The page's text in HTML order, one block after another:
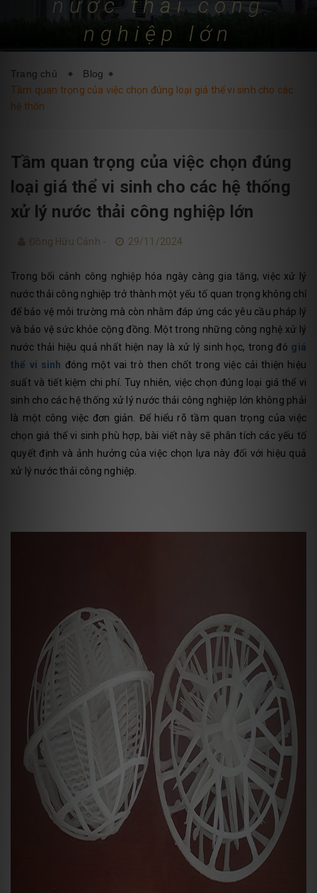
BLOG LIÊN HỆ
nước thải công
nghiệp lớn
Trang chủ
Blog
Tầm quan trọng của việc chọn đúng loại giá thể vi sinh cho các
hệ thốn
Tầm quan trọng của việc chọn đúng
loại giá thể vi sinh cho các hệ thống
xử lý nước thải công nghiệp lớn
Đồng Hữu Cảnh - 29/11/2024
Trong bối cảnh công nghiệp hóa ngày càng gia tăng, việc xử lý
nước thải công nghiệp trở thành một yếu tố quan trọng không chỉ
để bảo vệ môi trường mà còn nhằm đáp ứng các yêu cầu pháp lý
và bảo vệ sức khỏe cộng đồng. Một trong những công nghệ xử lý
nước thải hiệu quả nhất hiện nay là xử lý sinh học, trong đó giá
thể vi sinh đóng một vai trò then chốt trong việc cải thiện hiệu
suất và tiết kiệm chi phí. Tuy nhiên, việc chọn đúng loại giá thể vi
sinh cho các hệ thống xử lý nước thải công nghiệp lớn không phải
là một công việc đơn giản. Để hiểu rõ tầm quan trọng của việc
chọn giá thể vi sinh phù hợp, bài viết này sẽ phân tích các yếu tố
quyết định và ảnh hưởng của việc chọn lựa này đối với hiệu quả
xử lý nước thải công nghiệp.